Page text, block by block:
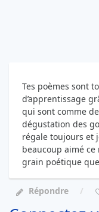
Tes poèmes sont
d’apprentissage
qui sont comme
dégustation des
régale toujours et
beaucoup aimé
grain poétique
Répondre